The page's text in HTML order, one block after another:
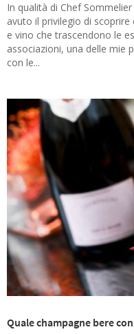
In qualità di Chef
avuto il privilegio di
e vino che trascendono le
associazioni, una delle mie
con le...
Quale champagne bere